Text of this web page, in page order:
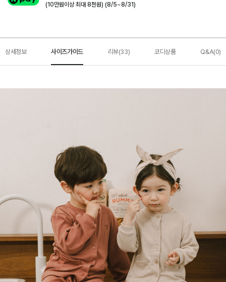
(10만원이상 최대 8천원) (8/5~8/31)
상세정보 사이즈가이드 리뷰(33) 코디상품 Q&A(0)